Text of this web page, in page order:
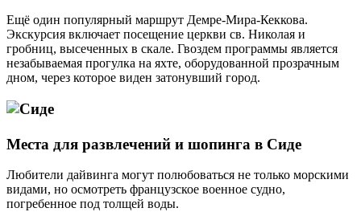
Ещё один популярный маршрут Демре-Мира-Кеккова.
Экскурсия включает посещение церкви св. Николая и
гробниц, высеченных в скале. Гвоздем программы является
незабываемая прогулка на яхте, оборудованной прозрачным
дном, через которое виден затонувший город.
Места для развлечений и шопинга в Сиде
Любители дайвинга могут полюбоваться не только морскими
видами, но осмотреть французское военное судно,
погребенное под толщей воды.